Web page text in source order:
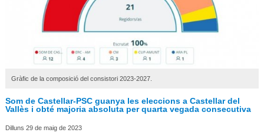
Gràfic de la composició del consistori 2023-2027.
Som de Castellar-PSC guanya les eleccions a Castellar del
Vallès i obté majoria absoluta per quarta vegada consecutiva
Dilluns 29 de maig de 2023